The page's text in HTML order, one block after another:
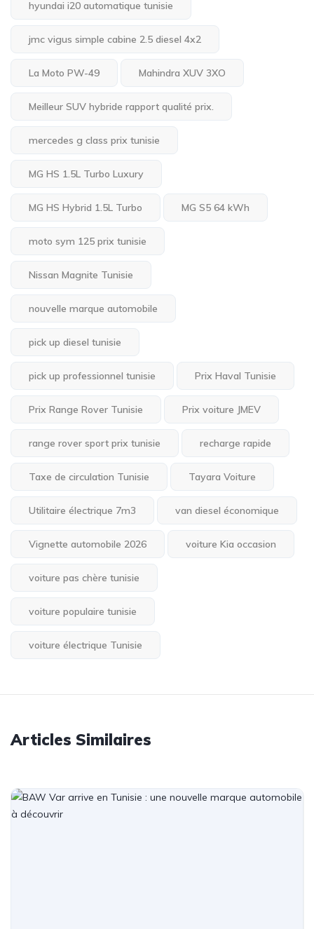
hyundai i20 automatique tunisie
jmc vigus simple cabine 2.5 diesel 4x2
La Moto PW-49 Mahindra XUV 3XO
Meilleur SUV hybride rapport qualité prix.
mercedes g class prix tunisie
MG HS 1.5L Turbo Luxury
MG HS Hybrid 1.5L Turbo MG S5 64 kWh
moto sym 125 prix tunisie
Nissan Magnite Tunisie
nouvelle marque automobile
pick up diesel tunisie
pick up professionnel tunisie Prix Haval Tunisie
Prix Range Rover Tunisie Prix voiture JMEV
range rover sport prix tunisie recharge rapide
Taxe de circulation Tunisie Tayara Voiture
Utilitaire électrique 7m3 van diesel économique
Vignette automobile 2026 voiture Kia occasion
voiture pas chère tunisie
voiture populaire tunisie
voiture électrique Tunisie
Articles Similaires